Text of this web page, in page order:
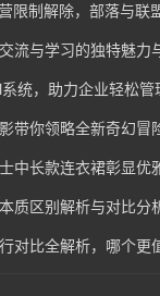
限制解除，部落与联
流与学习的独特魅力
统，助力企业轻松管
带你领略全新奇幻冒
中长款连衣裙彰显优
质区别解析与对比分
对比全解析，哪个更